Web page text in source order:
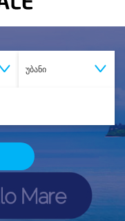
უბანი